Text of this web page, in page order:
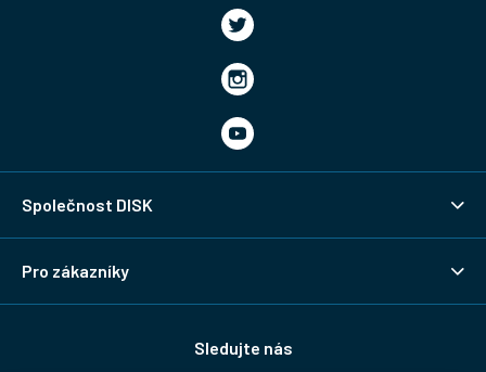
Společnost DISK
Pro zákazníky
Sledujte nás